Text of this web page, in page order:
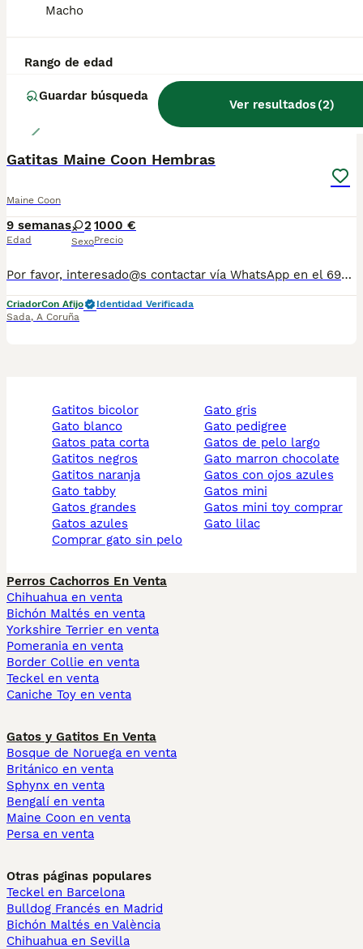
Macho
Rango de edad
Guardar búsqueda
Ver resultados(2)
Gatitas Maine Coon Hembras
Maine Coon
9 semanas
Edad
2
Sexo
1000 €
Precio
Por favor, interesado@s contactar vía WhatsApp en el 699239480. Preciosa camada de gatitos criados en ambiente familiar con todo el cariño y cuidados. Nuestros gatitos se entregan a partir de los 3 meses (doblemente desparasitados, vacunados, pasaporte, microchip,contrato, testados de leucemia e inmunodeficiencia) ,pedigree de mascota y kit de bienvenida. Todos nuestros reproductores estan testados y son libres (N/N) de DPK, HCM , SMA y FACTOR XI). En caso necesario pueden viajar a toda España peninsular por transporte especializado. Núcleo zoológico REGANUZ (15/075/0014/CC). Precio
CriadorCon Afijo
Identidad Verificada
Sada, A Coruña
gatitos bicolor
gato blanco
gatos pata corta
gatitos negros
gatitos naranja
gato tabby
gatos grandes
gatos azules
comprar gato sin pelo
gato gris
gato pedigree
gatos de pelo largo
gato marron chocolate
gatos con ojos azules
gatos mini
gatos mini toy comprar
gato lilac
Perros Cachorros En Venta
Chihuahua en venta
Bichón Maltés en venta
Yorkshire Terrier en venta
Pomerania en venta
Border Collie en venta
Teckel en venta
Caniche Toy en venta
Gatos y Gatitos En Venta
Bosque de Noruega en venta
Británico en venta
Sphynx en venta
Bengalí en venta
Maine Coon en venta
Persa en venta
Otras páginas populares
Teckel en Barcelona
Bulldog Francés en Madrid
Bichón Maltés en València
Chihuahua en Sevilla